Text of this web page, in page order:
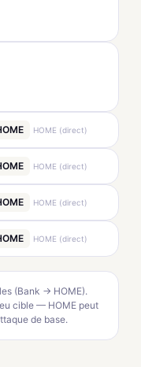
HOME (direct)
HOME (direct)
HOME (direct)
HOME (direct)
(Bank → HOME).
cible — HOME peut
de base.